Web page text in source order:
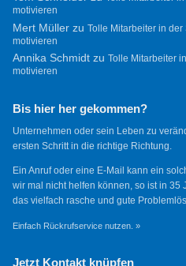
motivieren
Mert Müllerzu Tolle Mitarbeiter in
motivieren
Annika Schmidtzu Tolle Mitarbeiter
motivieren
Bis hier her gekommen?
Unternehmen oder sein Leben zu
ersten Schritt in die richtige Richtung.
Ein Anruf oder eine E-Mail kann ein
wir mal nicht helfen können, so ist in 35
das vielfach rasche und gute
Einfach Rückrufservice nutzen. »
Jetzt Kontakt knüpfen